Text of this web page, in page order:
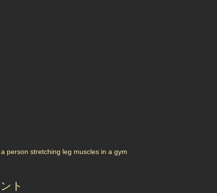
person stretching leg muscles in a gym
ト